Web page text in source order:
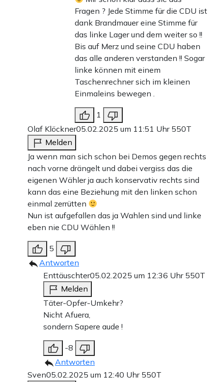
Fragen ? Jede Stimme für die CDU ist
dank Brandmauer eine Stimme für
das linke Lager und dem weiter so !!
Bis auf Merz und seine CDU haben
das alle anderen verstanden !! Sogar
linke können mit einem
Taschenrechner sich im kleinen
Einmaleins bewegen .
1
Olaf Klöckner05.02.2025 um 11:51 Uhr 550T
Melden
Ja wenn man sich schon bei Demos gegen rechts
nach vorne drängelt und dabei vergiss das die
eigenen Wähler ja auch konservativ rechts sind
kann das eine Beziehung mit den linken schon
einmal zerrütten
Nun ist aufgefallen das ja Wahlen sind und linke
eben nie CDU Wählen !!
5
Antworten
Enttäuschter05.02.2025 um 12:36 Uhr 550T
Melden
Täter-Opfer-Umkehr?
Nicht Afuera,
sondern Sapere aude !
-8
Antworten
Sven05.02.2025 um 12:40 Uhr 550T